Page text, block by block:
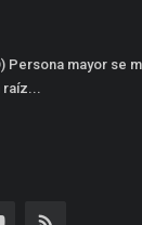
Persona mayor se
raíz...